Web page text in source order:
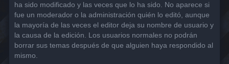
ha sido modificado y las veces que lo ha sido. No aparece si
fue un moderador o la administración quién lo editó, aunque
la mayoría de las veces el editor deja su nombre de usuario y
la causa de la edición. Los usuarios normales no podrán
borrar sus temas después de que alguien haya respondido al
mismo.